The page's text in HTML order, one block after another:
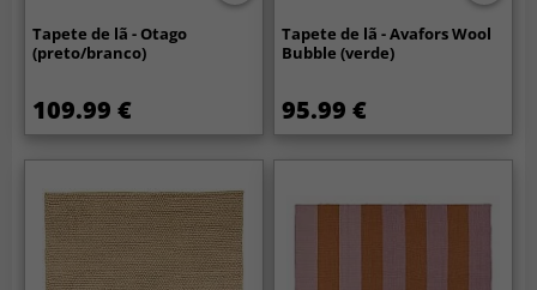
Tapete de lã - Otago
(preto/branco)
109.99 €
Tapete de lã - Avafors Wool
Bubble (verde)
95.99 €